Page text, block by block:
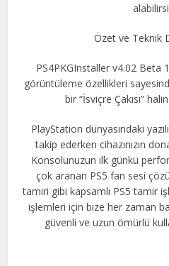
Özet ve Teknik
PS4PKGInstaller v4.02 Beta
görüntüleme özellikleri
bir “İsviçre Çakısı”
PlayStation dünyasındaki
takip ederken cihazınızın
Konsolunuzun ilk günkü
çok aranan PS5 fan sesi
tamiri gibi kapsamlı PS5 tamir
işlemleri için bize her zaman
güvenli ve uzun ömürlü